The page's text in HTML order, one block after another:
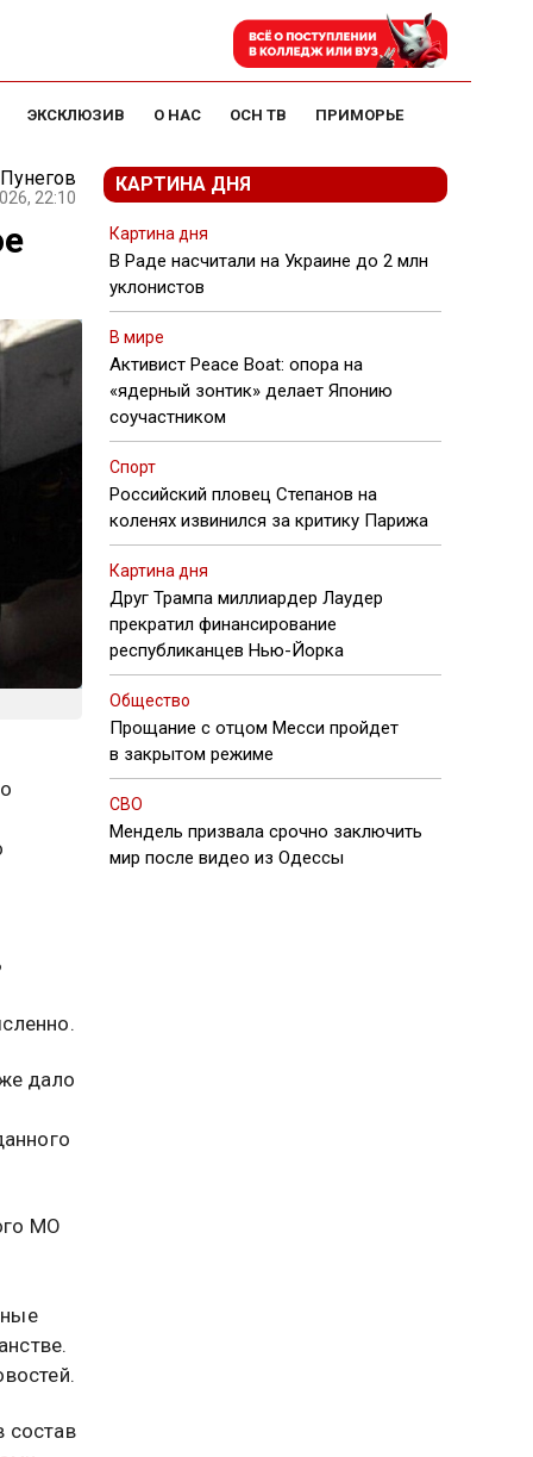
ЭКСКЛЮЗИВ О НАС ОСН ТВ ПРИМОРЬЕ
22:10
дало
МО
состав
КАРТИНА ДНЯ
Картина дня
В Раде насчитали на Украине до 2 млн
уклонистов
В мире
Активист Peace Boat: опора на
«ядерный зонтик» делает Японию
соучастником
Спорт
Российский пловец Степанов на
коленях извинился за критику Парижа
Картина дня
Друг Трампа миллиардер Лаудер
прекратил финансирование
республиканцев Нью-Йорка
Общество
Прощание с отцом Месси пройдет
в закрытом режиме
СВО
Мендель призвала срочно заключить
мир после видео из Одессы